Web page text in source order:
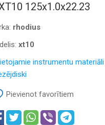
125x1.0x22.23
rhodius
xt10
instrumentu materiāli
Pievienot favorītiem